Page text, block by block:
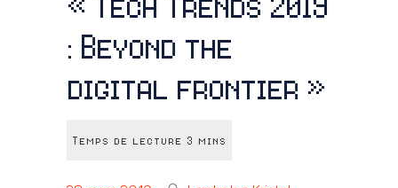
: Beyond the
digital frontier »